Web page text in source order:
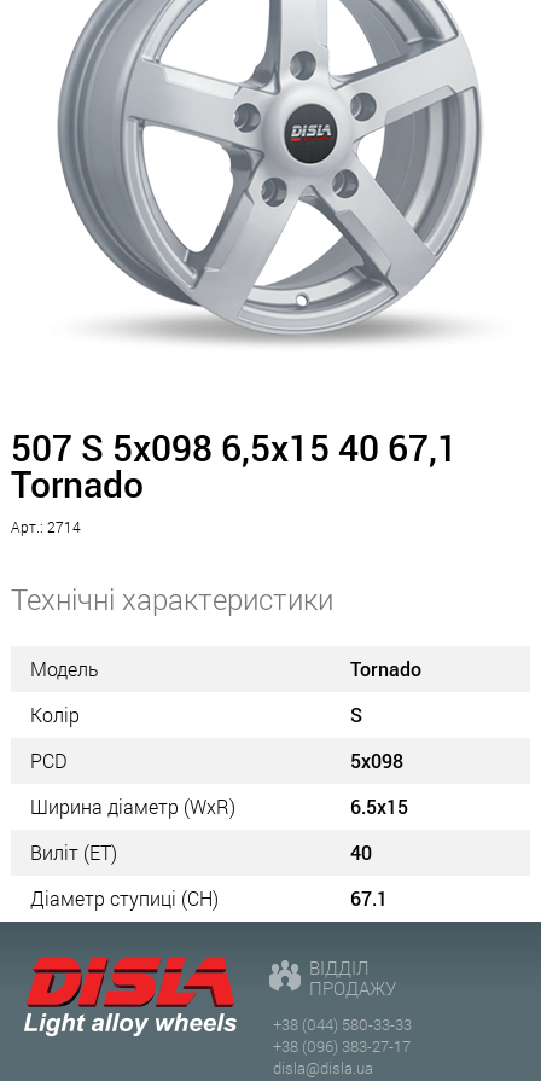
507 S 5x098 6,5x15 40 67,1
Tornado
Арт.: 2714
Технічні характеристики
Модель
Tornado
Колір
S
PCD
5x098
Ширина діаметр (WxR)
6.5x15
Виліт (ET)
40
Діаметр ступиці (СН)
67.1
ВІДДІЛ
ПРОДАЖУ
+38 (044) 580-33-33
+38 (096) 383-27-17
disla@disla.ua